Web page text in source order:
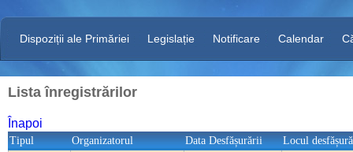
Dispoziții ale Primăriei Legislație Notificare Calendar
Lista înregistrărilor
Înapoi
Tipul Organizatorul Data Desfășurării
Locul